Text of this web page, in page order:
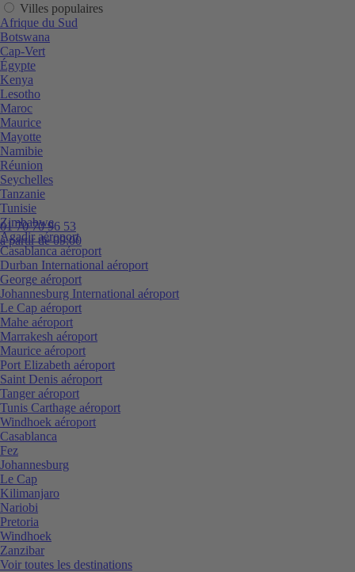
01 70 70 96 53
à partir de 09:00
Villes populaires
Afrique du Sud
Botswana
Cap-Vert
Égypte
Kenya
Lesotho
Maroc
Maurice
Mayotte
Namibie
Réunion
Seychelles
Tanzanie
Tunisie
Zimbabwe
Agadir aéroport
Casablanca aéroport
Durban International aéroport
George aéroport
Johannesburg International aéroport
Le Cap aéroport
Mahe aéroport
Marrakesh aéroport
Maurice aéroport
Port Elizabeth aéroport
Saint Denis aéroport
Tanger aéroport
Tunis Carthage aéroport
Windhoek aéroport
Casablanca
Fez
Johannesburg
Le Cap
Kilimanjaro
Nariobi
Pretoria
Windhoek
Zanzibar
Voir toutes les destinations